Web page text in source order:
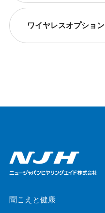
ワイヤレスオプション
聞こえと健康